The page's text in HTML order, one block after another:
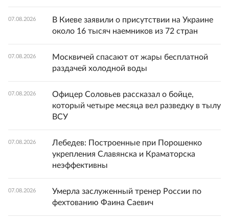
07.08.2026
В Киеве заявили о присутствии на Украине
около 16 тысяч наемников из 72 стран
07.08.2026
Москвичей спасают от жары бесплатной
раздачей холодной воды
07.08.2026
Офицер Соловьев рассказал о бойце,
который четыре месяца вел разведку в тылу
ВСУ
07.08.2026
Лебедев: Построенные при Порошенко
укрепления Славянска и Краматорска
неэффективны
07.08.2026
Умерла заслуженный тренер России по
фехтованию Фаина Саевич